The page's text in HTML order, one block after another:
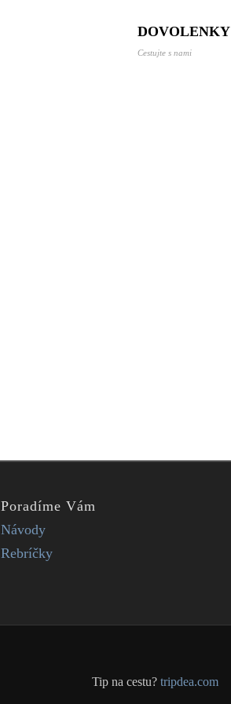
DOVOLENKY
Cestujte s nami
Poradíme Vám
Návody
Rebríčky
Tip na cestu? tripdea.com